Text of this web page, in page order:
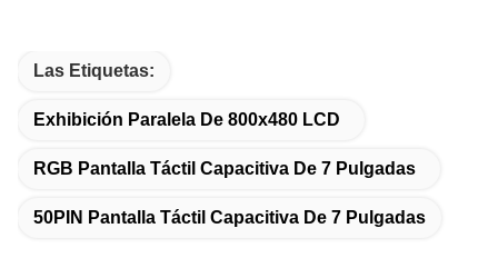
Las Etiquetas:
Exhibición Paralela De 800x480 LCD
RGB Pantalla Táctil Capacitiva De 7 Pulgadas
50PIN Pantalla Táctil Capacitiva De 7 Pulgadas